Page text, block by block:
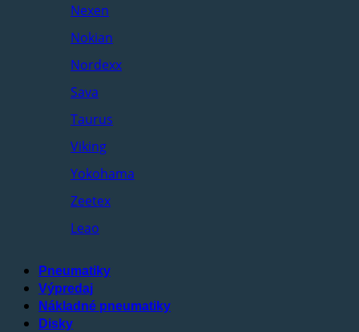
Nexen
Nokian
Nordexx
Sava
Taurus
Viking
Yokohama
Zeetex
Leao
Pneumatiky
Výpredaj
Nákladné pneumatiky
Disky